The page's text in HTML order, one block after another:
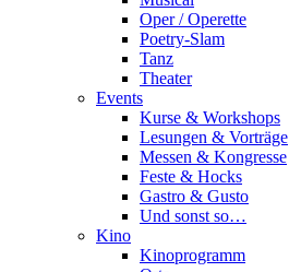
Oper / Operette
Poetry-Slam
Tanz
Theater
Events
Kurse & Workshops
Lesungen & Vorträge
Messen & Kongresse
Feste & Hocks
Gastro & Gusto
Und sonst so…
Kino
Kinoprogramm